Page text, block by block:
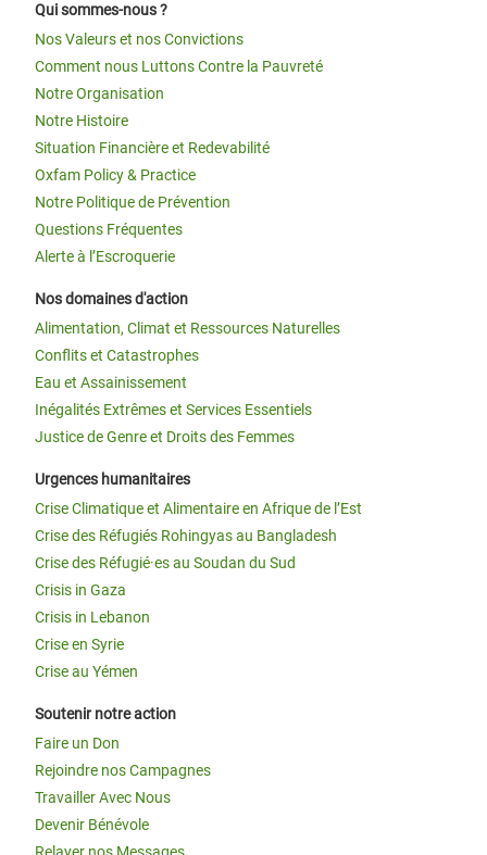
Qui sommes-nous ?
Nos Valeurs et nos Convictions
Comment nous Luttons Contre la Pauvreté
Notre Organisation
Notre Histoire
Situation Financière et Redevabilité
Oxfam Policy & Practice
Notre Politique de Prévention
Questions Fréquentes
Alerte à l’Escroquerie
Nos domaines d'action
Alimentation, Climat et Ressources Naturelles
Conflits et Catastrophes
Eau et Assainissement
Inégalités Extrêmes et Services Essentiels
Justice de Genre et Droits des Femmes
Urgences humanitaires
Crise Climatique et Alimentaire en Afrique de l’Est
Crise des Réfugiés Rohingyas au Bangladesh
Crise des Réfugié·es au Soudan du Sud
Crisis in Gaza
Crisis in Lebanon
Crise en Syrie
Crise au Yémen
Soutenir notre action
Faire un Don
Rejoindre nos Campagnes
Travailler Avec Nous
Devenir Bénévole